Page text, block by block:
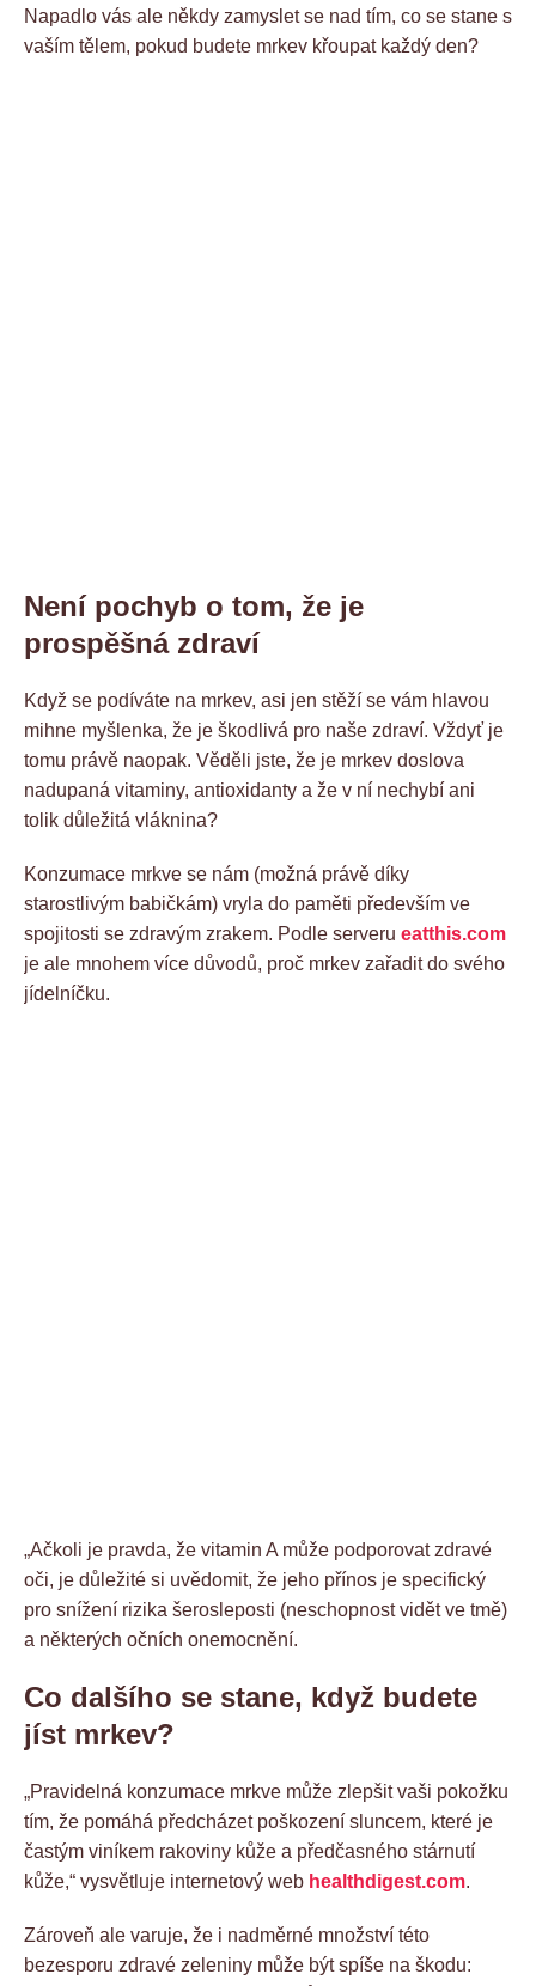
Napadlo vás ale někdy zamyslet se nad tím, co se stane s
vaším tělem, pokud budete mrkev křoupat každý den?
Není pochyb o tom, že je
prospěšná zdraví
Když se podíváte na mrkev, asi jen stěží se vám hlavou
mihne myšlenka, že je škodlivá pro naše zdraví. Vždyť je
tomu právě naopak. Věděli jste, že je mrkev doslova
nadupaná vitaminy, antioxidanty a že v ní nechybí ani
tolik důležitá vláknina?
Konzumace mrkve se nám (možná právě díky
starostlivým babičkám) vryla do paměti především ve
spojitosti se zdravým zrakem. Podle serveru eatthis.com
je ale mnohem více důvodů, proč mrkev zařadit do svého
jídelníčku.
„Ačkoli je pravda, že vitamin A může podporovat zdravé
oči, je důležité si uvědomit, že jeho přínos je specifický
pro snížení rizika šerosleposti (neschopnost vidět ve tmě)
a některých očních onemocnění.
Co dalšího se stane, když budete
jíst mrkev?
„Pravidelná konzumace mrkve může zlepšit vaši pokožku
tím, že pomáhá předcházet poškození sluncem, které je
častým viníkem rakoviny kůže a předčasného stárnutí
kůže,“ vysvětluje internetový web healthdigest.com.
Zároveň ale varuje, že i nadměrné množství této
bezesporu zdravé zeleniny může být spíše na škodu: